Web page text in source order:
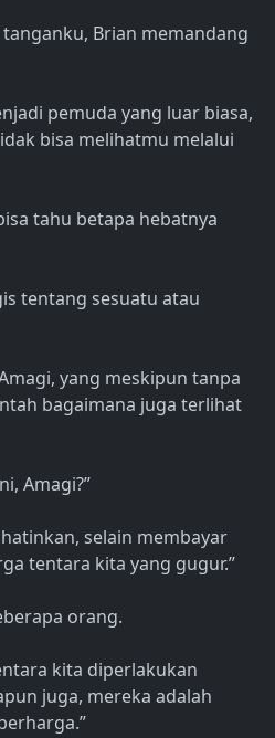
Brian memandang
pemuda yang luar biasa,
bisa melihatmu melalui
tahu betapa hebatnya
tentang sesuatu atau
yang meskipun tanpa
bagaimana juga terlihat
Amagi?”
selain membayar
tentara kita yang gugur.”
orang.
kita diperlakukan
juga, mereka adalah